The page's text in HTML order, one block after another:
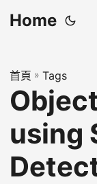
Home
首頁 » Tags
using